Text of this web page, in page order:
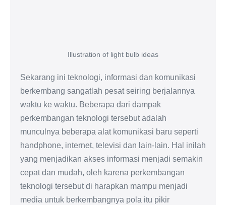
Illustration of light bulb ideas
Sekarang ini teknologi, informasi dan komunikasi
berkembang sangatlah pesat seiring berjalannya
waktu ke waktu. Beberapa dari dampak
perkembangan teknologi tersebut adalah
munculnya beberapa alat komunikasi baru seperti
handphone, internet, televisi dan lain-lain. Hal inilah
yang menjadikan akses informasi menjadi semakin
cepat dan mudah, oleh karena perkembangan
teknologi tersebut di harapkan mampu menjadi
media untuk berkembangnya pola itu pikir